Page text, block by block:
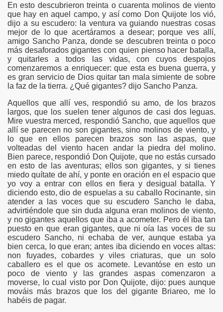
En esto descubrieron treinta o cuarenta molinos de viento
que hay en aquel campo, y así como Don Quijote los vió,
dijo a su escudero: la ventura va guiando nuestras cosas
mejor de lo que acertáramos a desear; porque ves allí,
amigo Sancho Panza, donde se descubren treinta o poco
más desaforados gigantes con quien pienso hacer batalla,
y quitarles a todos las vidas, con cuyos despojos
comenzaremos a enriquecer: que esta es buena guerra, y
es gran servicio de Dios quitar tan mala simiente de sobre
la faz de la tierra. ¿Qué gigantes? dijo Sancho Panza.
Aquellos que allí ves, respondió su amo, de los brazos
largos, que los suelen tener algunos de casi dos leguas.
Mire vuestra merced, respondió Sancho, que aquellos que
allí se parecen no son gigantes, sino molinos de viento, y
lo que en ellos parecen brazos son las aspas, que
volteadas del viento hacen andar la piedra del molino.
Bien parece, respondió Don Quijote, que no estás cursado
en esto de las aventuras; ellos son gigantes, y si tienes
miedo quítate de ahí, y ponte en oración en el espacio que
yo voy a entrar con ellos en fiera y desigual batalla. Y
diciendo esto, dio de espuelas a su caballo Rocinante, sin
atender a las voces que su escudero Sancho le daba,
advirtiéndole que sin duda alguna eran molinos de viento,
y no gigantes aquellos que iba a acometer. Pero él iba tan
puesto en que eran gigantes, que ni oía las voces de su
escudero Sancho, ni echaba de ver, aunque estaba ya
bien cerca, lo que eran; antes iba diciendo en voces altas:
non fuyades, cobardes y viles criaturas, que un solo
caballero es el que os acomete. Levantóse en esto un
poco de viento y las grandes aspas comenzaron a
moverse, lo cual visto por Don Quijote, dijo: pues aunque
mováis más brazos que los del gigante Briareo, me lo
habéis de pagar.